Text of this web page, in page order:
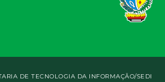
DE TECNOLOGIA DA INFORMAÇÃO/SEDI